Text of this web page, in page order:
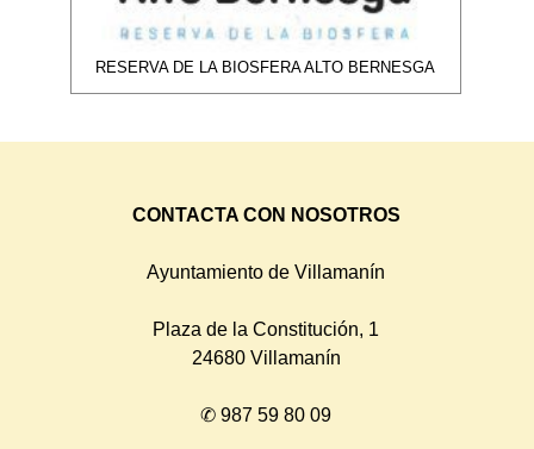
RESERVA DE LA BIOSFERA ALTO BERNESGA
CONTACTA CON NOSOTROS
Ayuntamiento de Villamanín
Plaza de la Constitución, 1
24680 Villamanín
✆ 987 59 80 09